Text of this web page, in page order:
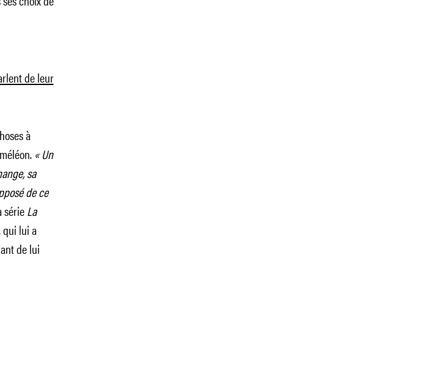
de leur
à
« Un
sa
de ce
sérieLa
qui lui a
de lui